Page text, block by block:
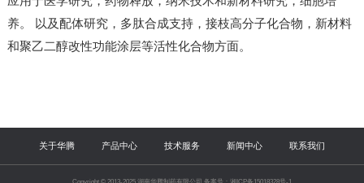
养。 以及配体研究，多肽合成支持，接枝高分子化合物，新材料
和聚乙二醇改性功能涂层等活性化合物方面。
关于华腾 产品中心 技术服务 新闻中心 联系我们
Copyright © 2013-2025 湖南华腾制药有限公司 备案号：湘ICP备15018328号-1